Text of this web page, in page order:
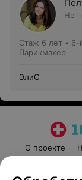
Нет
Стаж 6 лет • 6-
Парикмахер
ЭлиС
О проекте